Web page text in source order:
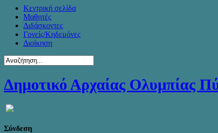
Κεντρική σελίδα
Μαθητές
Διδάσκοντες
Γονείς/Κηδεμόνες
Διοίκηση
Δημοτικό Αρχαίας Ολυμπίας
Σύνδεση